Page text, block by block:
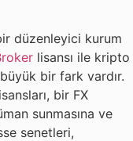
düzenleyici kurum
lisansı ile kripto
bir fark vardır.
bir FX
sunmasına ve
senetleri,